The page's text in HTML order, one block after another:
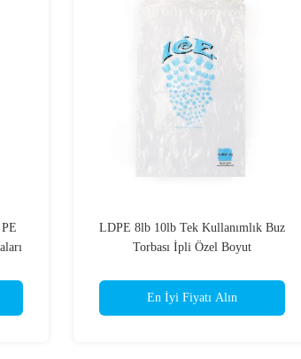
LDPE 8lb 10lb Tek Kullanımlık Buz
Torbası İpli Özel Boyut
En İyi Fiyatı Alın